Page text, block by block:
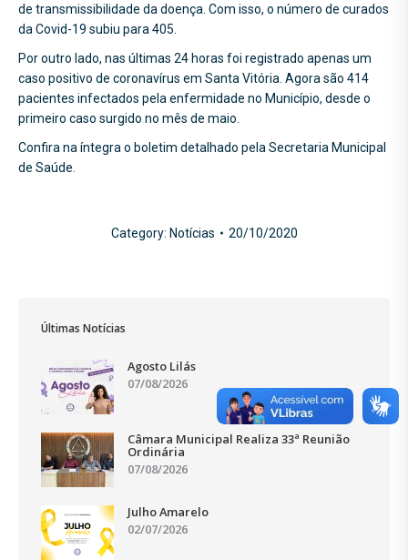
de transmissibilidade da doença. Com isso, o número de curados
da Covid-19 subiu para 405.
Por outro lado, nas últimas 24 horas foi registrado apenas um
caso positivo de coronavírus em Santa Vitória. Agora são 414
pacientes infectados pela enfermidade no Município, desde o
primeiro caso surgido no mês de maio.
Confira na íntegra o boletim detalhado pela Secretaria Municipal
de Saúde.
Category: Notícias 20/10/2020
Últimas Notícias
Agosto Lilás
07/08/2026
Câmara Municipal Realiza 33ª Reunião
Ordinária
07/08/2026
Julho Amarelo
02/07/2026